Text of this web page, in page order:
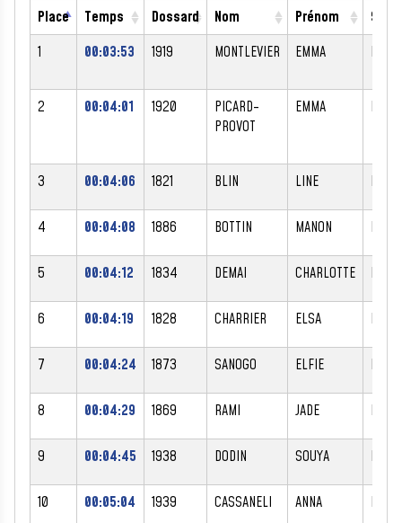
Place Temps Dossard Nom Prénom
Sexe
1
00:03:53 1919 MONTLEVIER EMMA F
2 00:04:01 1920
PICARD-
PROVOT
EMMA F
3 00:04:06 1821 BLIN LINE F
4 00:04:08 1886 BOTTIN MANON F
5 00:04:12 1834 DEMAI CHARLOTTE F
6 00:04:19 1828 CHARRIER ELSA F
7 00:04:24 1873 SANOGO ELFIE F
8 00:04:29 1869 RAMI JADE F
9 00:04:45 1938 DODIN SOUYA F
10 00:05:04 1939 CASSANELI ANNA F